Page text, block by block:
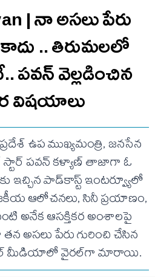
| నా అసలు పేరు
.. తిరుమలలో
ప‌వ‌న్ వెల్లడించిన
విష‌యాలు
ఉప ముఖ్యమంత్రి, జనసేన
స్టార్ పవన్ కళ్యాణ్ తాజాగా ఓ
పాడ్‌కాస్ట్ ఇంటర్వ్యూలో
ఆలోచనలు, సినీ ప్రయాణం,
అనేక ఆసక్తికర అంశాలపై
అసలు పేరు గురించి చేసిన
సోషల్ మీడియాలో వైరల్‌గా మారాయి.